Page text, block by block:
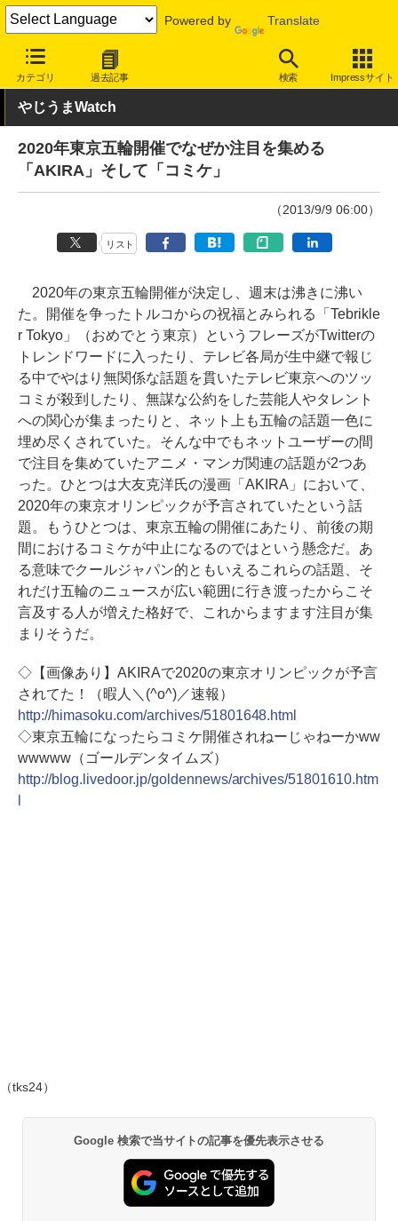
Powered by Translate
カテゴリ 過去記事 検索 Impressサイト
INTERNET Watch トピック
やじうまWatch
2020年東京五輪開催でなぜか注目を集める
「AKIRA」そして「コミケ」
（2013/9/9 06:00）
リスト
2020年の東京五輪開催が決定し、週末は沸きに沸い
た。開催を争ったトルコからの祝福とみられる「Tebrikle
r Tokyo」（おめでとう東京）というフレーズがTwitterの
トレンドワードに入ったり、テレビ各局が生中継で報じ
る中でやはり無関係な話題を貫いたテレビ東京へのツッ
コミが殺到したり、無謀な公約をした芸能人やタレント
への関心が集まったりと、ネット上も五輪の話題一色に
埋め尽くされていた。そんな中でもネットユーザーの間
で注目を集めていたアニメ・マンガ関連の話題が2つあ
った。ひとつは大友克洋氏の漫画「AKIRA」において、
2020年の東京オリンピックが予言されていたという話
題。もうひとつは、東京五輪の開催にあたり、前後の期
間におけるコミケが中止になるのではという懸念だ。あ
る意味でクールジャパン的ともいえるこれらの話題、そ
れだけ五輪のニュースが広い範囲に行き渡ったからこそ
言及する人が増えた格好で、これからますます注目が集
まりそうだ。
◇【画像あり】AKIRAで2020の東京オリンピックが予言
されてた！（暇人＼(^o^)／速報）
http://himasoku.com/archives/51801648.html
◇東京五輪になったらコミケ開催されねーじゃねーかww
wwwww（ゴールデンタイムズ）
http://blog.livedoor.jp/goldennews/archives/51801610.htm
（tks24）
Google 検索で当サイトの記事を優先表示させる